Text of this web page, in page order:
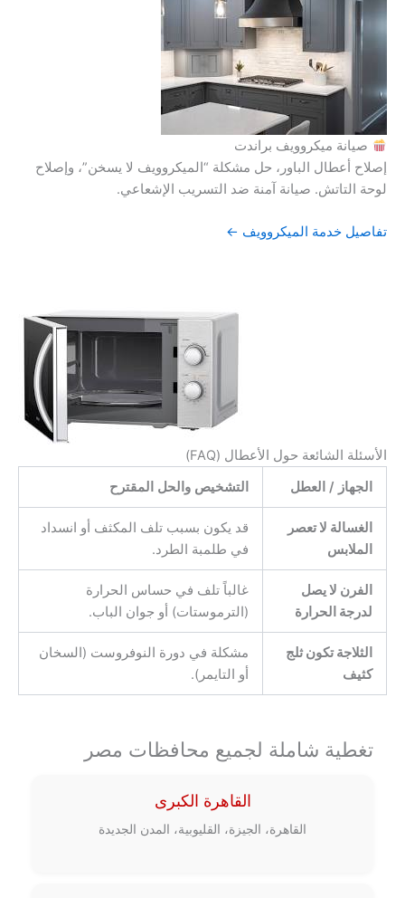
صيانة ميكروويف براندت
إصلاح أعطال الباور، حل مشكلة “الميكروويف لا يسخن”، وإصلاح
لوحة التاتش. صيانة آمنة ضد التسريب الإشعاعي.
تفاصيل خدمة الميكروويف ←
الأسئلة الشائعة حول الأعطال (FAQ)
الجهاز / العطل
التشخيص والحل المقترح
الغسالة لا تعصر
الملابس
قد يكون بسبب تلف المكثف أو انسداد
في طلمبة الطرد.
الفرن لا يصل
لدرجة الحرارة
غالباً تلف في حساس الحرارة
(الترموستات) أو جوان الباب.
الثلاجة تكون ثلج
كثيف
مشكلة في دورة النوفروست (السخان
أو التايمر).
تغطية شاملة لجميع محافظات مصر
القاهرة الكبرى
القاهرة، الجيزة، القليوبية، المدن الجديدة